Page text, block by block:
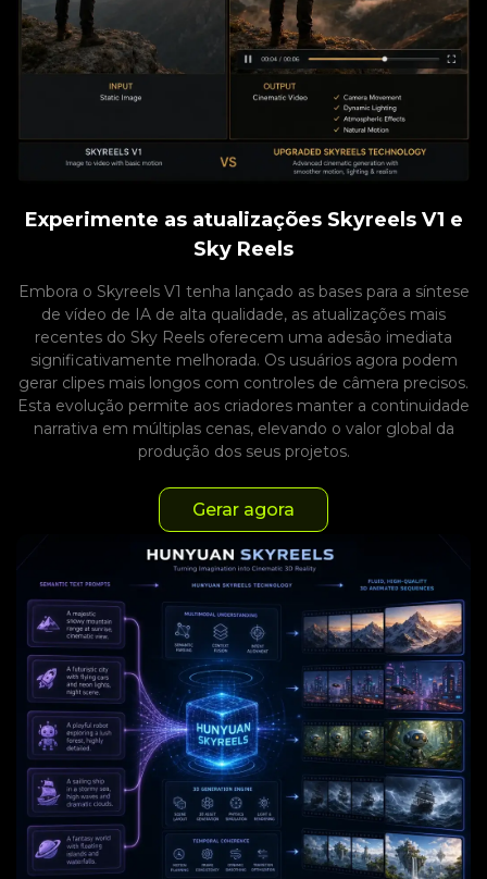
Experimente as atualizações Skyreels V1 e
Sky Reels
Embora o Skyreels V1 tenha lançado as bases para a síntese
de vídeo de IA de alta qualidade, as atualizações mais
recentes do Sky Reels oferecem uma adesão imediata
significativamente melhorada. Os usuários agora podem
gerar clipes mais longos com controles de câmera precisos.
Esta evolução permite aos criadores manter a continuidade
narrativa em múltiplas cenas, elevando o valor global da
produção dos seus projetos.
Gerar agora